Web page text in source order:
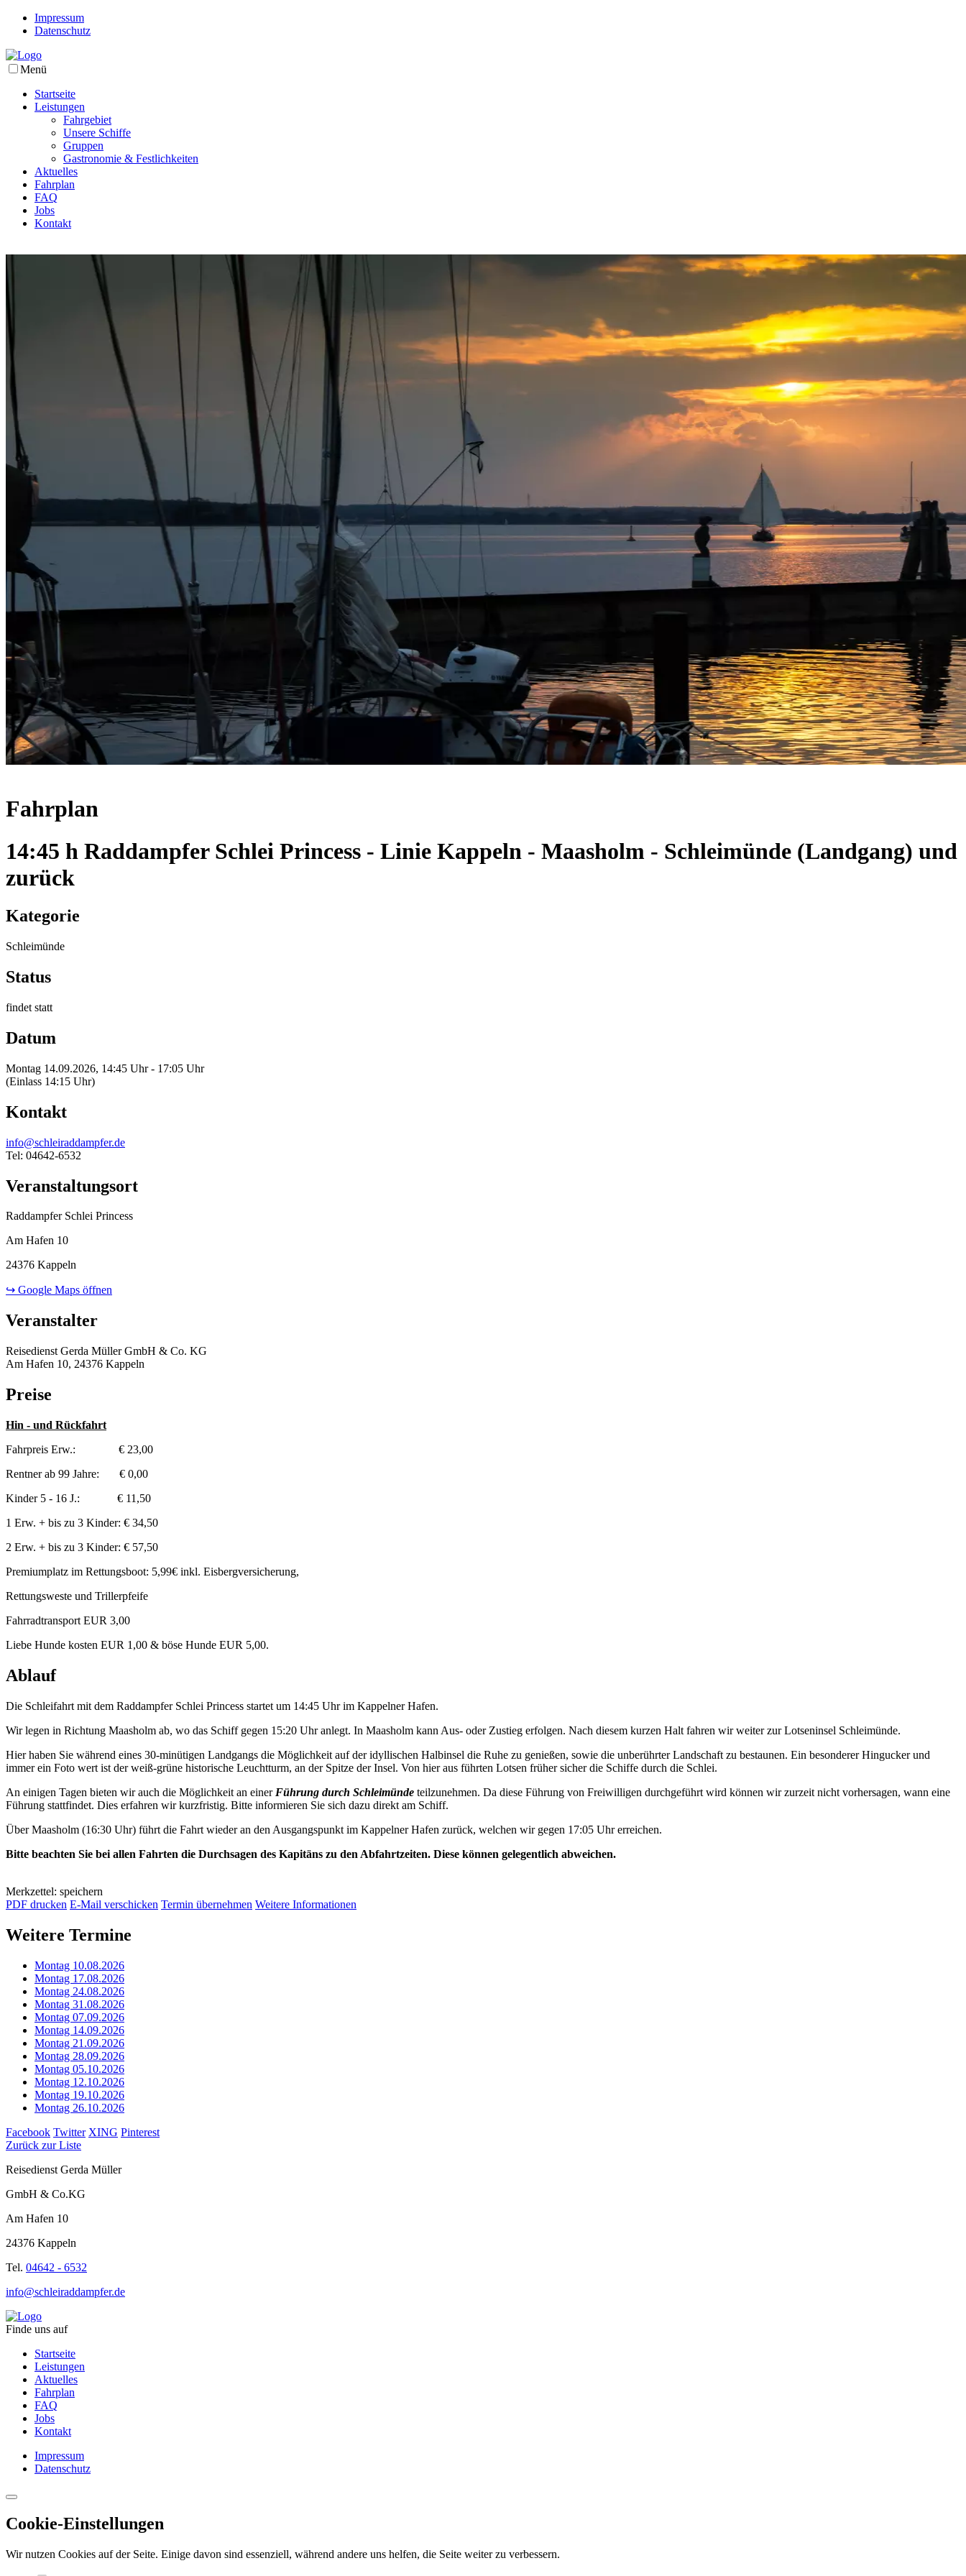
Impressum
Datenschutz
Menü
Startseite
Leistungen
Fahrgebiet
Unsere Schiffe
Gruppen
Gastronomie & Festlichkeiten
Aktuelles
Fahrplan
FAQ
Jobs
Kontakt
Fahrplan
14:45 h Raddampfer Schlei Princess - Linie Kappeln - Maasholm - Schleimünde (Landgang) und
zurück
Kategorie
Schleimünde
Status
findet statt
Datum
Montag 14.09.2026, 14:45 Uhr - 17:05 Uhr
(Einlass 14:15 Uhr)
Kontakt
info@schleiraddampfer.de
Tel: 04642-6532
Veranstaltungsort
Raddampfer Schlei Princess
Am Hafen 10
24376 Kappeln
↪ Google Maps öffnen
Veranstalter
Reisedienst Gerda Müller GmbH & Co. KG
Am Hafen 10, 24376 Kappeln
Preise
Hin - und Rückfahrt
Fahrpreis Erw.: € 23,00
Rentner ab 99 Jahre: € 0,00
Kinder 5 - 16 J.: € 11,50
1 Erw. + bis zu 3 Kinder: € 34,50
2 Erw. + bis zu 3 Kinder: € 57,50
Premiumplatz im Rettungsboot: 5,99€ inkl. Eisbergversicherung,
Rettungsweste und Trillerpfeife
Fahrradtransport EUR 3,00
Liebe Hunde kosten EUR 1,00 & böse Hunde EUR 5,00.
Ablauf
Die Schleifahrt mit dem Raddampfer Schlei Princess startet um 14:45 Uhr im Kappelner Hafen.
Wir legen in Richtung Maasholm ab, wo das Schiff gegen 15:20 Uhr anlegt. In Maasholm kann Aus- oder Zustieg erfolgen. Nach diesem kurzen Halt fahren wir weiter zur Lotseninsel Schleimünde.
Hier haben Sie während eines 30-minütigen Landgangs die Möglichkeit auf der idyllischen Halbinsel die Ruhe zu genießen, sowie die unberührter Landschaft zu bestaunen. Ein besonderer Hingucker und
immer ein Foto wert ist der weiß-grüne historische Leuchtturm, an der Spitze der Insel. Von hier aus führten Lotsen früher sicher die Schiffe durch die Schlei.
An einigen Tagen bieten wir auch die Möglichkeit an einer Führung durch Schleimünde teilzunehmen. Da diese Führung von Freiwilligen durchgeführt wird können wir zurzeit nicht vorhersagen, wann eine
Führung stattfindet. Dies erfahren wir kurzfristig. Bitte informieren Sie sich dazu direkt am Schiff.
Über Maasholm (16:30 Uhr) führt die Fahrt wieder an den Ausgangspunkt im Kappelner Hafen zurück, welchen wir gegen 17:05 Uhr erreichen.
Bitte beachten Sie bei allen Fahrten die Durchsagen des Kapitäns zu den Abfahrtzeiten. Diese können gelegentlich abweichen.
Merkzettel: speichern
PDF drucken E-Mail verschicken Termin übernehmen Weitere Informationen
Weitere Termine
Montag 10.08.2026
Montag 17.08.2026
Montag 24.08.2026
Montag 31.08.2026
Montag 07.09.2026
Montag 14.09.2026
Montag 21.09.2026
Montag 28.09.2026
Montag 05.10.2026
Montag 12.10.2026
Montag 19.10.2026
Montag 26.10.2026
Facebook Twitter XING Pinterest
Zurück zur Liste
Reisedienst Gerda Müller
GmbH & Co.KG
Am Hafen 10
24376 Kappeln
Tel. 04642 - 6532
info@schleiraddampfer.de
Finde uns auf
Startseite
Leistungen
Aktuelles
Fahrplan
FAQ
Jobs
Kontakt
Impressum
Datenschutz
Cookie-Einstellungen
Wir nutzen Cookies auf der Seite. Einige davon sind essenziell, während andere uns helfen, die Seite weiter zu verbessern.